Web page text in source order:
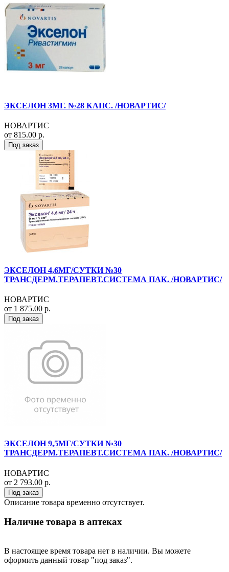
ЭКСЕЛОН 3МГ. №28 КАПС. /НОВАРТИС/
НОВАРТИС
от 815.00 р.
Под заказ
ЭКСЕЛОН 4,6МГ/СУТКИ №30
ТРАНСДЕРМ.ТЕРАПЕВТ.СИСТЕМА ПАК. /НОВАРТИС/
НОВАРТИС
от 1 875.00 р.
Под заказ
ЭКСЕЛОН 9,5МГ/СУТКИ №30
ТРАНСДЕРМ.ТЕРАПЕВТ.СИСТЕМА ПАК. /НОВАРТИС/
НОВАРТИС
от 2 793.00 р.
Под заказ
Описание товара временно отсутствует.
Наличие товара в аптеках
В настоящее время товара нет в наличии. Вы можете
оформить данный товар "под заказ".